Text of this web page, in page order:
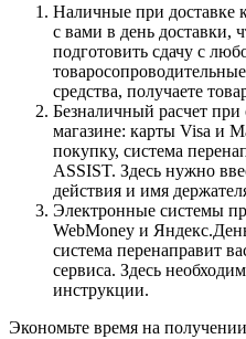
Наличные при доставке
с вами в день доставки,
подготовить сдачу с
средства, получаете
Безналичный расчет
магазине: карты Visa и
покупку, система
ASSIST. Здесь нужно
действия и имя
Электронные системы
WebMoney и
система перенаправит
сервиса. Здесь
инструкции.
Экономьте время на